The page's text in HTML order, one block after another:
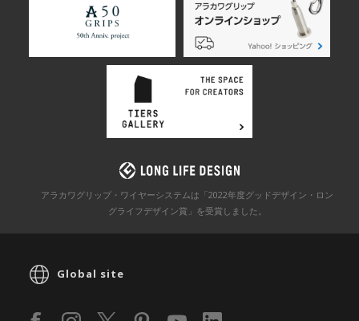
アラカワグリップ・ワイヤーシステムは「2022年度グッドデザイン・ロン
グライフデザイン賞」を受賞しました。
Global site